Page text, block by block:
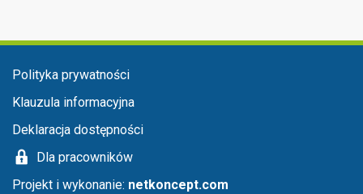
Menu stopka
Polityka prywatności
Klauzula informacyjna
Deklaracja dostępności
Dla pracowników
Projekt i wykonanie: netkoncept.com